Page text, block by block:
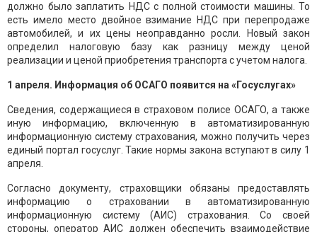
должно было заплатить НДС с полной стоимости машины. То
есть имело место двойное взимание НДС при перепродаже
автомобилей, и их цены неоправданно росли. Новый закон
определил налоговую базу как разницу между ценой
реализации и ценой приобретения транспорта с учетом налога.
1 апреля. Информация об ОСАГО появится на «Госуслугах»
Сведения, содержащиеся в страховом полисе ОСАГО, а также
иную информацию, включенную в автоматизированную
информационную систему страхования, можно получить через
единый портал госуслуг. Такие нормы закона вступают в силу 1
апреля.
Согласно документу, страховщики обязаны предоставлять
информацию о страховании в автоматизированную
информационную систему (АИС) страхования. Со своей
стороны, оператор АИС должен обеспечить взаимодействие